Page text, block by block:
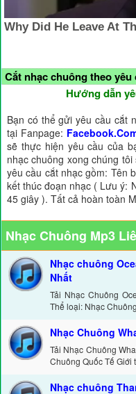
Cắt nhạc chuông theo yêu
Hướng dẫn
Bạn có thể gửi yêu cầu cắt
tại Fanpage:
sẽ thực hiện yêu cầu của
nhạc chuông xong chúng
yêu cầu cắt nhạc gồm: Tên
kết thúc đoạn nhạc ( Lưu ý:
45 giây ). Tất cả hoàn toàn
Nhạc Chuông Mp3
Nhạc chuông
Nhất
Tải Nhạc Chuông
Thể loại: Nhạc
Nhạc Chuông
Tải Nhạc Chuông
Chuông Quốc Tế
Nhạc chuông